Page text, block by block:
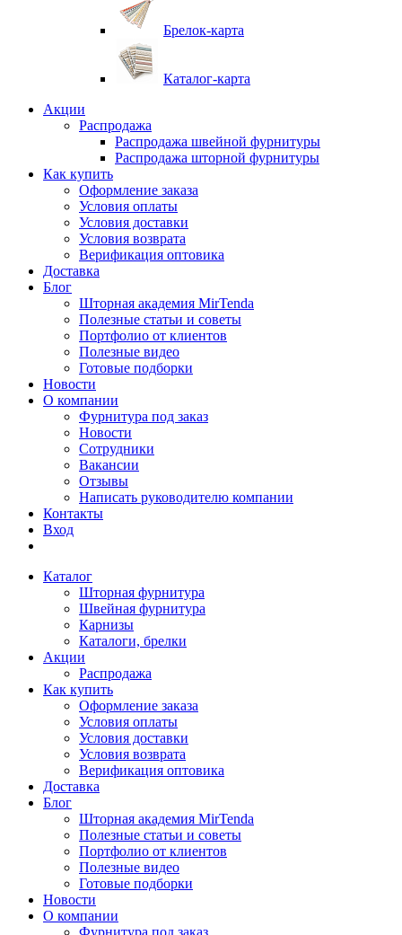
Брелок-карта
Каталог-карта
Акции
Распродажа
Распродажа швейной фурнитуры
Распродажа шторной фурнитуры
Как купить
Оформление заказа
Условия оплаты
Условия доставки
Условия возврата
Верификация оптовика
Доставка
Блог
Шторная академия MirTenda
Полезные статьи и советы
Портфолио от клиентов
Полезные видео
Готовые подборки
Новости
О компании
Фурнитура под заказ
Новости
Сотрудники
Вакансии
Отзывы
Написать руководителю компании
Контакты
Вход
Каталог
Шторная фурнитура
Швейная фурнитура
Карнизы
Каталоги, брелки
Акции
Распродажа
Как купить
Оформление заказа
Условия оплаты
Условия доставки
Условия возврата
Верификация оптовика
Доставка
Блог
Шторная академия MirTenda
Полезные статьи и советы
Портфолио от клиентов
Полезные видео
Готовые подборки
Новости
О компании
Фурнитура под заказ